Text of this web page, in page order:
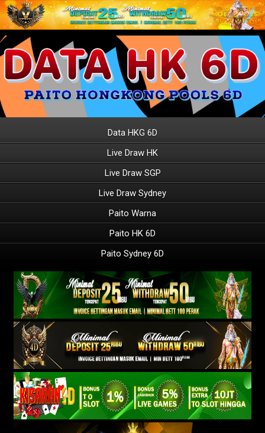
Data HKG 6D
Live Draw HK
Live Draw SGP
Live Draw Sydney
Paito Warna
Paito HK 6D
Paito Sydney 6D